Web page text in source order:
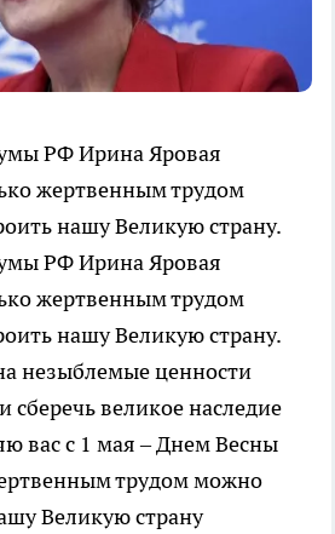
РФ Ирина Яровая
жертвенным трудом
нашу Великую страну.
РФ Ирина Яровая
жертвенным трудом
нашу Великую страну.
незыблемые ценности
сберечь великое наследие
вас с 1 мая – Днем Весны
трудом можно
Великую страну